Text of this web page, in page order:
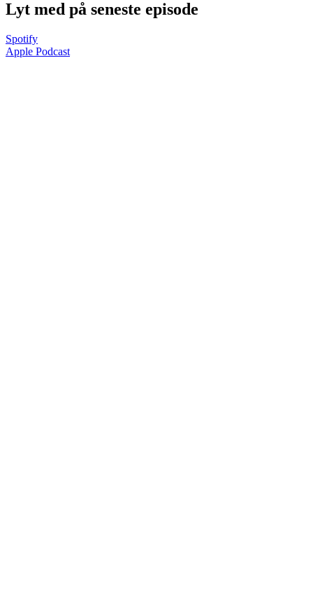
Lyt med på seneste episode
Spotify
Apple Podcast